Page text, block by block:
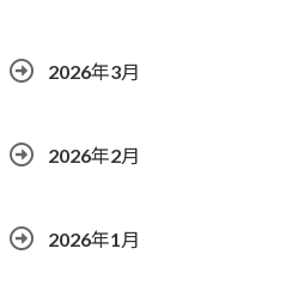
2026年3月
2026年2月
2026年1月